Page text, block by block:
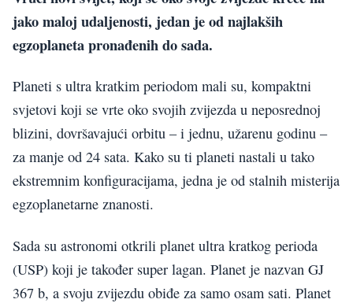
jako maloj udaljenosti, jedan je od najlakših
egzoplaneta pronađenih do sada.
Planeti s ultra kratkim periodom mali su, kompaktni
svjetovi koji se vrte oko svojih zvijezda u neposrednoj
blizini, dovršavajući orbitu – i jednu, užarenu godinu –
za manje od 24 sata. Kako su ti planeti nastali u tako
ekstremnim konfiguracijama, jedna je od stalnih misterija
egzoplanetarne znanosti.
Sada su astronomi otkrili planet ultra kratkog perioda
(USP) koji je također super lagan. Planet je nazvan GJ
367 b, a svoju zvijezdu obiđe za samo osam sati. Planet